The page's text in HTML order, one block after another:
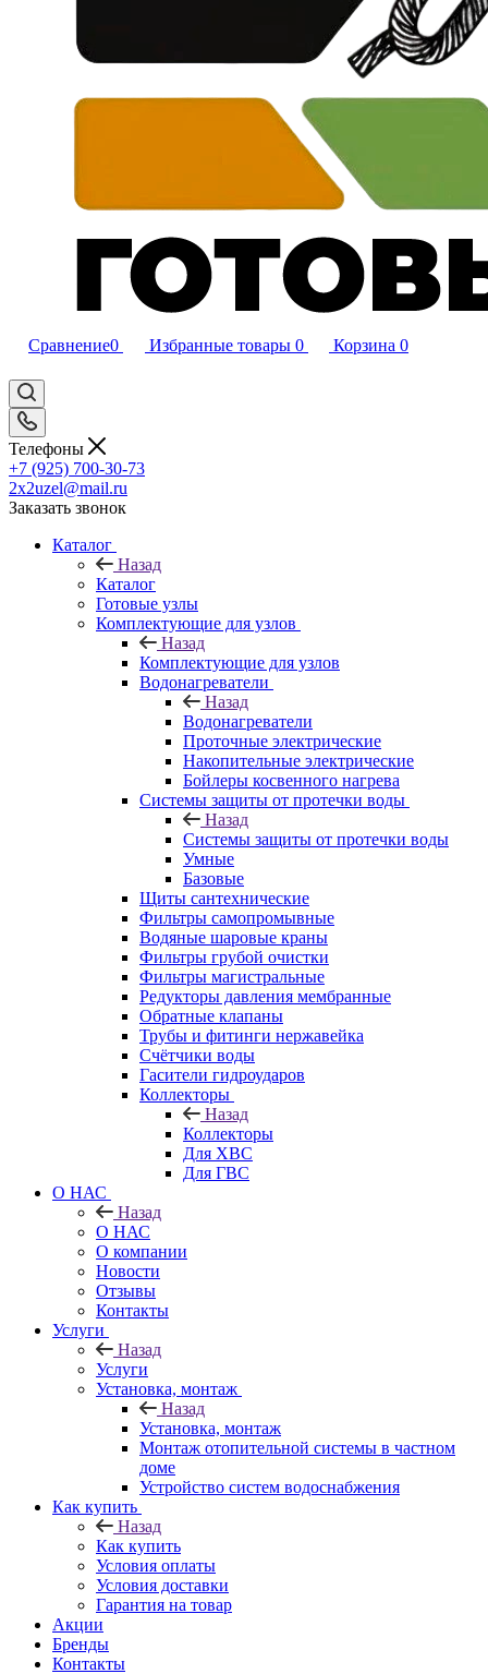
Сравнение0 Избранные товары 0 Корзина 0
Телефоны
+7 (925) 700-30-73
2x2uzel@mail.ru
Заказать звонок
Каталог
Назад
Каталог
Готовые узлы
Комплектующие для узлов
Назад
Комплектующие для узлов
Водонагреватели
Назад
Водонагреватели
Проточные электрические
Накопительные электрические
Бойлеры косвенного нагрева
Системы защиты от протечки воды
Назад
Системы защиты от протечки воды
Умные
Базовые
Щиты сантехнические
Фильтры самопромывные
Водяные шаровые краны
Фильтры грубой очистки
Фильтры магистральные
Редукторы давления мембранные
Обратные клапаны
Трубы и фитинги нержавейка
Счётчики воды
Гасители гидроударов
Коллекторы
Назад
Коллекторы
Для ХВС
Для ГВС
О НАС
Назад
О НАС
О компании
Новости
Отзывы
Контакты
Услуги
Назад
Услуги
Установка, монтаж
Назад
Установка, монтаж
Монтаж отопительной системы в частном
доме
Устройство систем водоснабжения
Как купить
Назад
Как купить
Условия оплаты
Условия доставки
Гарантия на товар
Акции
Бренды
Контакты